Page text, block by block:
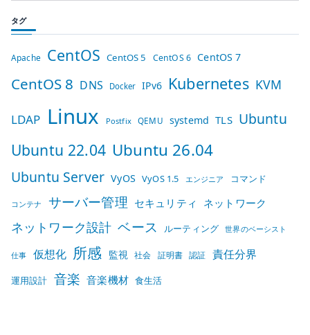
タグ
Apache CentOS CentOS 5 CentOS 6 CentOS 7
CentOS 8 DNS Docker IPv6 Kubernetes KVM
LDAP Linux Postfix QEMU systemd TLS Ubuntu
Ubuntu 22.04 Ubuntu 26.04
Ubuntu Server VyOS VyOS 1.5 エンジニア コマンド
コンテナ サーバー管理 セキュリティ ネットワーク
ネットワーク設計 ベース ルーティング 世界のベーシスト
仕事 仮想化 所感 監視 社会 証明書 認証 責任分界
運用設計 音楽 音楽機材 食生活